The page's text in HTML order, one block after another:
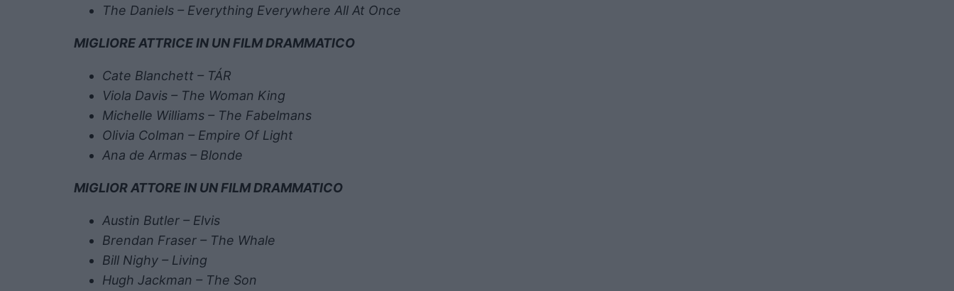
The Daniels – Everything Everywhere All At Once
MIGLIORE ATTRICE IN UN FILM DRAMMATICO
Cate Blanchett – TÁR
Viola Davis – The Woman King
Michelle Williams – The Fabelmans
Olivia Colman – Empire Of Light
Ana de Armas – Blonde
MIGLIOR ATTORE IN UN FILM DRAMMATICO
Austin Butler – Elvis
Brendan Fraser – The Whale
Bill Nighy – Living
Hugh Jackman – The Son